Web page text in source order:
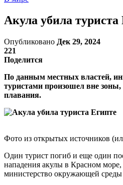
Акула убила туриста
Опубликовано Дек 29, 2024
221
Поделится
По данным местных властей,
туристами произошел вне зоны,
плавания.
Фото из открытых источников
Один турист погиб и еще один
нападения акулы в Красном
министерство окружающей среды